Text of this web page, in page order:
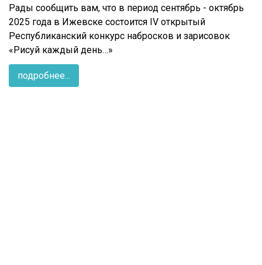
Рады сообщить вам, что в период сентябрь - октябрь
2025 года в Ижевске состоится IV открытый
Республиканский конкурс набросков и зарисовок
«Рисуй каждый день…»
подробнее...